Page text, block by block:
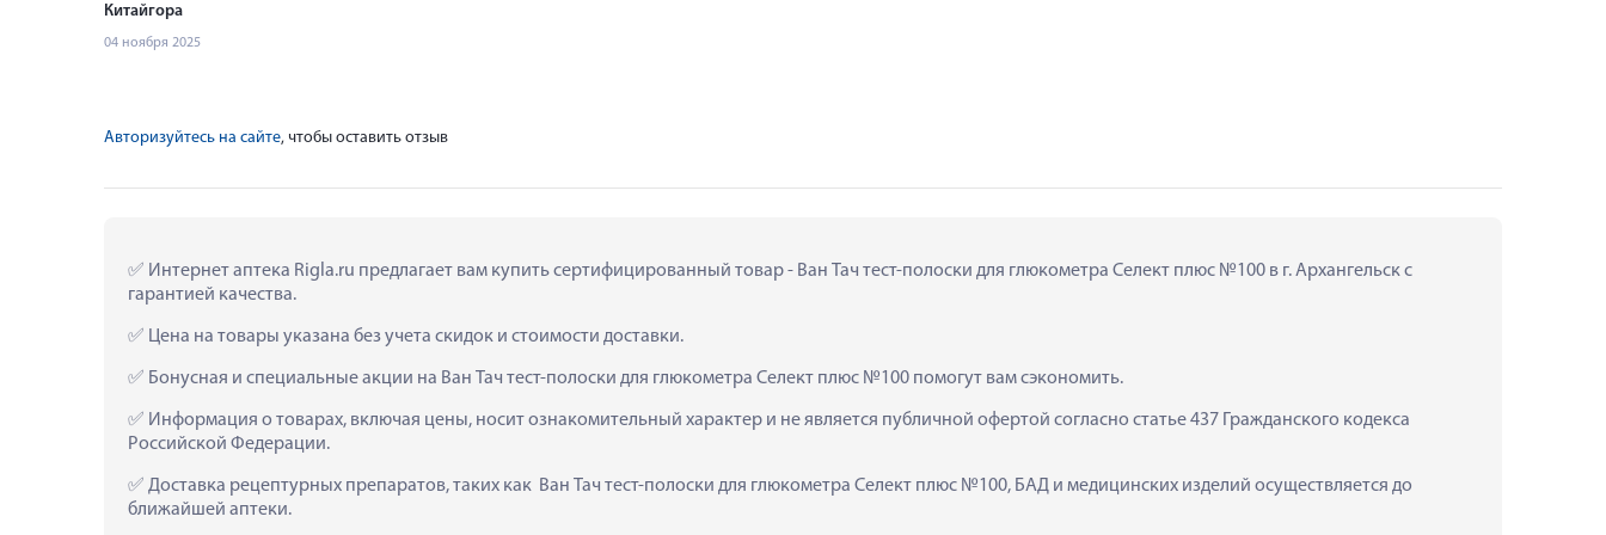
Китайгора
04 ноября 2025
Авторизуйтесь на сайте, чтобы оставить отзыв
Интернет аптека Rigla.ru предлагает вам купить сертифицированный товар - Ван Тач тест-полоски для глюкометра Селект плюс №100 в г. Архангельск с
гарантией качества.
Цена на товары указана без учета скидок и стоимости доставки.
Бонусная и специальные акции на Ван Тач тест-полоски для глюкометра Селект плюс №100 помогут вам сэкономить.
Информация о товарах, включая цены, носит ознакомительный характер и не является публичной офертой согласно статье 437 Гражданского кодекса
Российской Федерации.
Доставка рецептурных препаратов, таких как  Ван Тач тест-полоски для глюкометра Селект плюс №100, БАД и медицинских изделий осуществляется до
ближайшей аптеки.